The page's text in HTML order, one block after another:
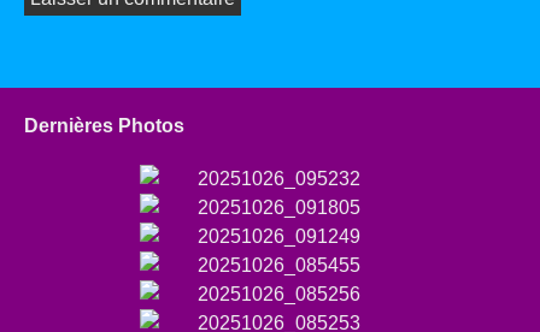
Dernières Photos